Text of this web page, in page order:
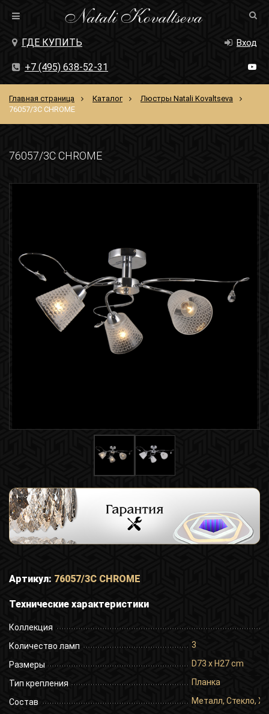
+7 (495) 638-52-31
ГДЕ КУПИТЬ Вход
Главная страница Каталог
Люстры Natali Kovaltseva
76057/3C CHROME
76057/3C CHROME
Артикул: 76057/3C CHROME
Технические характеристики
Коллекция
Количество ламп
3
Размеры D73 x H27 cm
Тип крепления Планка
Состав Металл, Стекло,